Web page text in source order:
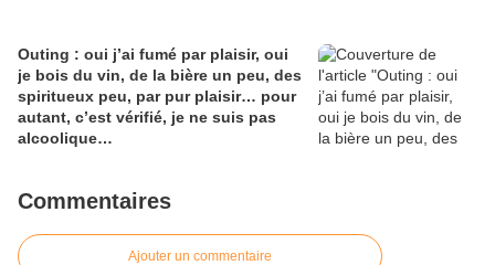
Outing : oui j’ai fumé par plaisir, oui
je bois du vin, de la bière un peu, des
spiritueux peu, par pur plaisir… pour
autant, c’est vérifié, je ne suis pas
alcoolique…
Commentaires
Ajouter un commentaire